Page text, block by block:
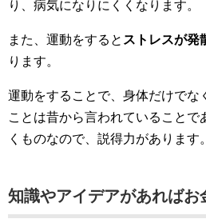
り、病気になりにくくなります。
また、運動をすると ストレスが発
ります。
運動をすることで、身体だけでな
ことは昔から言われていることで
くものなので、説得力があります。
知識やアイデアがあればお